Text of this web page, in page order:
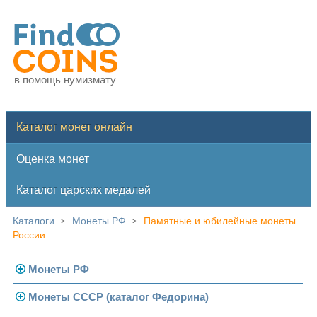
в помощь нумизмату
Каталог монет онлайн
Оценка монет
Каталог царских медалей
Каталоги > Монеты РФ >
Памятные и юбилейные монеты
России
Монеты РФ
Современная Россия
Монеты СССР (каталог Федорина)